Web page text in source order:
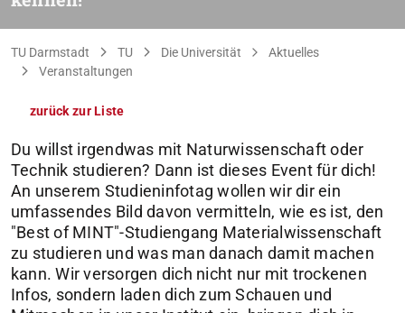
Sie befinden sich hier:
TU Darmstadt TU Die Universität
Aktuelles
Veranstaltungen
zurück zur Liste
Du willst irgendwas mit Naturwissenschaft oder
Technik studieren? Dann ist dieses Event für dich!
An unserem Studieninfotag wollen wir dir ein
umfassendes Bild davon vermitteln, wie es ist, den
"Best of MINT"-Studiengang Materialwissenschaft
zu studieren und was man danach damit machen
kann. Wir versorgen dich nicht nur mit trockenen
Infos, sondern laden dich zum Schauen und